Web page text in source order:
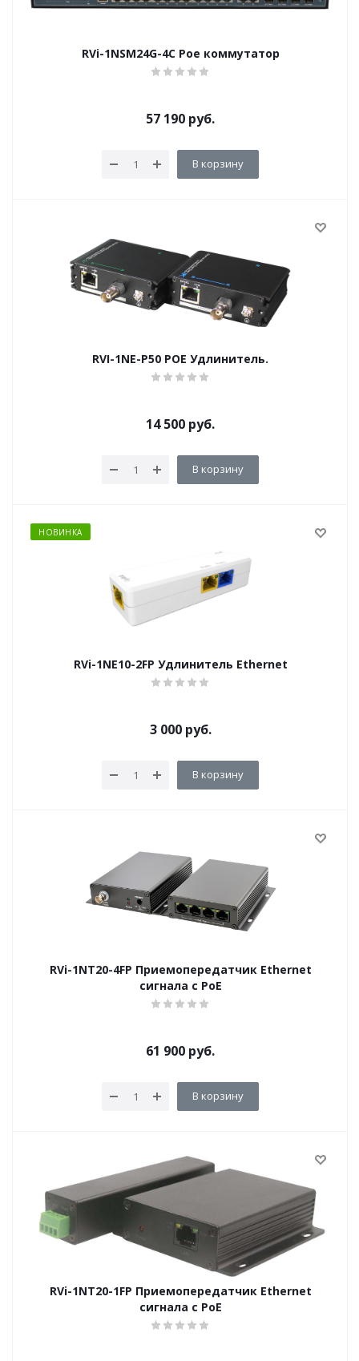
RVi-1NSM24G-4C Poe коммутатор
57 190 руб.
В корзину
RVI-1NE-P50 POE Удлинитель.
14 500 руб.
В корзину
НОВИНКА
RVi-1NE10-2FP Удлинитель Ethernet
3 000руб.
В корзину
RVi-1NT20-4FP Приемопередатчик Ethernet
сигнала с PoE
61 900 руб.
В корзину
RVi-1NT20-1FP Приемопередатчик Ethernet
сигнала с PoE